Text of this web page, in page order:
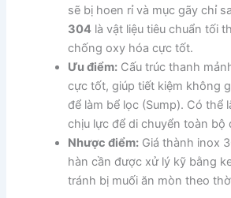
sẽ bị hoen rỉ và mục gãy chỉ
304 là vật liệu tiêu chuẩn tối
chống oxy hóa cực tốt.
Ưu điểm: Cấu trúc thanh
cực tốt, giúp tiết kiệm không
để làm bể lọc (Sump). Có thể
chịu lực để di chuyển toàn bộ
Nhược điểm: Giá thành inox
hàn cần được xử lý kỹ bằng
tránh bị muối ăn mòn theo